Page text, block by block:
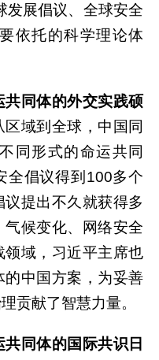
发展倡议、全球安全
依托的科学理论体
同体的外交实践硕
域到全球，中国同
同形式的命运共同
全倡议得到100多个
提出不久就获得多
气候变化、网络安全
域，习近平主席也
中国方案，为妥善
贡献了智慧力量。
同体的国际共识日